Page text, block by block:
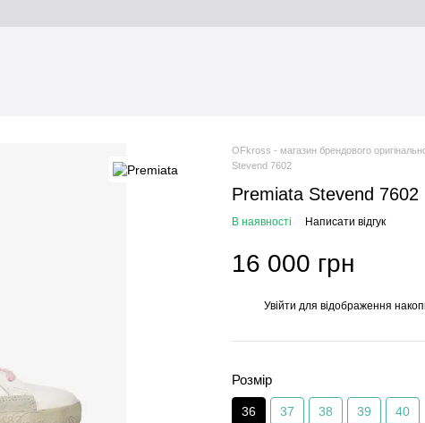
OFkross - магазин брендового
Stevend 7602
Premiata Stevend 7602
В наявності Написати відгук
16 000 грн
Увійти для відображення
Розмір
36 37 38 39 40